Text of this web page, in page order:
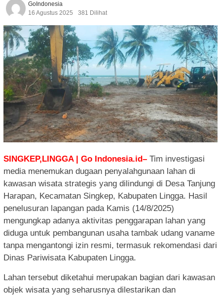
GoIndonesia
16 Agustus 2025
381 Dilihat
SINGKEP,LINGGA | Go Indonesia.id– Tim investigasi
media menemukan dugaan penyalahgunaan lahan di
kawasan wisata strategis yang dilindungi di Desa Tanjung
Harapan, Kecamatan Singkep, Kabupaten Lingga. Hasil
penelusuran lapangan pada Kamis (14/8/2025)
mengungkap adanya aktivitas penggarapan lahan yang
diduga untuk pembangunan usaha tambak udang vaname
tanpa mengantongi izin resmi, termasuk rekomendasi dari
Dinas Pariwisata Kabupaten Lingga.
Lahan tersebut diketahui merupakan bagian dari kawasan
objek wisata yang seharusnya dilestarikan dan